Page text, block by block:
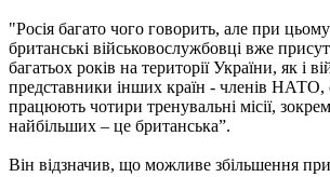
"Росія багато чого говорить, але при
британські військовослужбовці вже
багатьох років на території України, як і
представники інших країн - членів НАТО,
працюють чотири тренувальні місії,
найбільших – це британська”.
Він відзначив, що можливе збільшення